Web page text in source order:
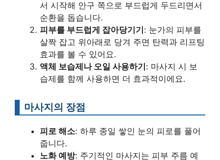
서 시작해 안구 쪽으로 부드럽게 두드리면서
순환을 돕습니다.
피부를 부드럽게 잡아당기기 : 눈가의 피부를
살짝 잡고 위아래로 당겨 주면 탄력과 리프팅
효과를 볼 수 있어요.
액체 보습제나 오일 사용하기 : 마사지 시 보
습제를 함께 사용하면 더 효과적이에요.
마사지의 장점
피로 해소: 하루 종일 쌓인 눈의 피로를 풀어
줍니다.
노화 예방: 주기적인 마사지는 피부 주름 예